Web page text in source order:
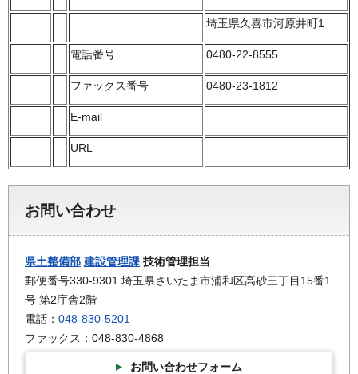
埼玉県久喜市河原井町1
電話番号 0480-22-8555
ファックス番号 0480-23-1812
E-mail
URL
お問い合わせ
県土整備部 建設管理課 技術管理担当
郵便番号330-9301 埼玉県さいたま市浦和区高砂三丁目15番1
号 第2庁舎2階
電話： 048-830-5201
ファックス：048-830-4868
お問い合わせフォーム